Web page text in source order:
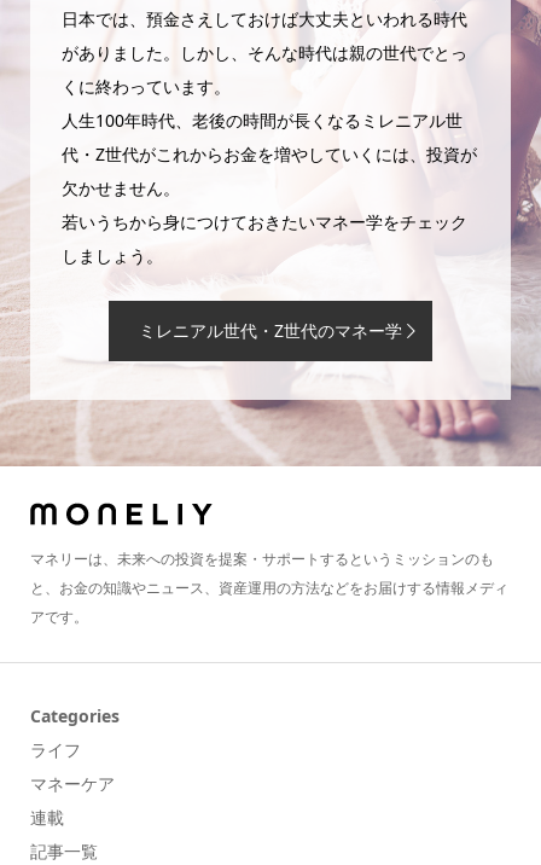
日本では、預金さえしておけば大丈夫といわれる時代
がありました。しかし、そんな時代は親の世代でとっ
くに終わっています。
人生100年時代、老後の時間が長くなるミレニアル世
代・Z世代がこれからお金を増やしていくには、投資が
欠かせません。
若いうちから身につけておきたいマネー学をチェック
しましょう。
ミレニアル世代・Z世代のマネー学
マネリーは、未来への投資を提案・サポートするというミッションのも
と、お金の知識やニュース、資産運用の方法などをお届けする情報メディ
アです。
Categories
ライフ
マネーケア
連載
記事一覧